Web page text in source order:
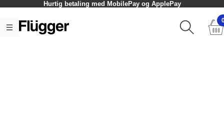
Hurtig betaling med MobilePay og ApplePay